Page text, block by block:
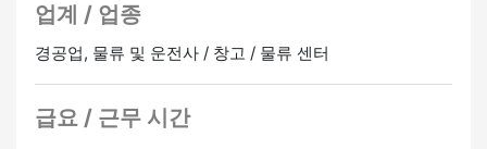
배송지 주소와 이름을 읽을 수 있을 정도의 일본어
(N4~N3 상당) 가 있으면 괜찮습니다.
앱이 자동으로 경로를 안내해 주기 때문에 복잡한 대화를
할 필요가 없습니다.
업계 / 업종
경공업, 물류 및 운전사 / 창고 / 물류 센터
급요 / 근무 시간